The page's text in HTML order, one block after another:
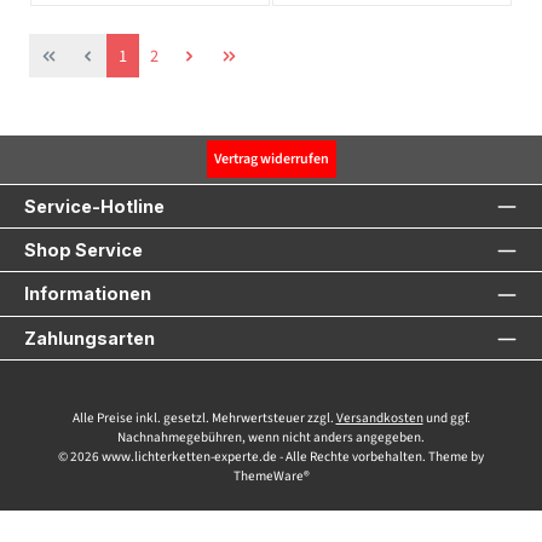
Seite
1 Seite
2
Vertrag widerrufen
Service-Hotline
Shop Service
Informationen
Zahlungsarten
Alle Preise inkl. gesetzl. Mehrwertsteuer zzgl. Versandkostenund ggf.
Nachnahmegebühren, wenn nicht anders angegeben.
© 2026 www.lichterketten-experte.de - Alle Rechte vorbehalten. Theme by
ThemeWare®